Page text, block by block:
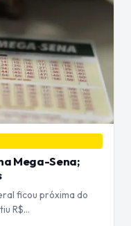
Mega-Sena;
ficou próxima do
R$…